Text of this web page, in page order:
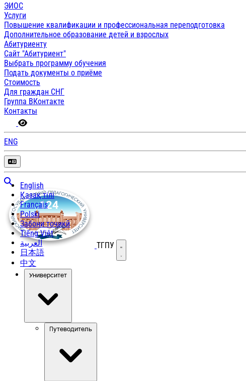
ЭИОС
Услуги
Повышение квалификации и профессиональная переподготовка
Дополнительное образование детей и взрослых
Абитуриенту
Сайт "Абитуриент"
Выбрать программу обучения
Подать документы о приёме
Стоимость
Для граждан СНГ
Группа ВКонтакте
Контакты
ENG
English
Қазақ тілі
Français
Polski
Забони тоҷикӣ
Tiếng Việt
العربية
日本語
中文
ТГПУ Открыть меню
Университет
Путеводитель